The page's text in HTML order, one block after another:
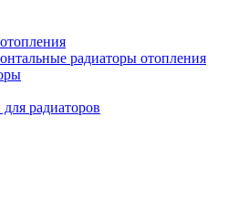
радиаторы отопления
радиаторов